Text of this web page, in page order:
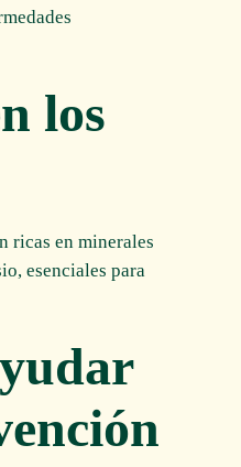
los
ricas en minerales
esenciales para